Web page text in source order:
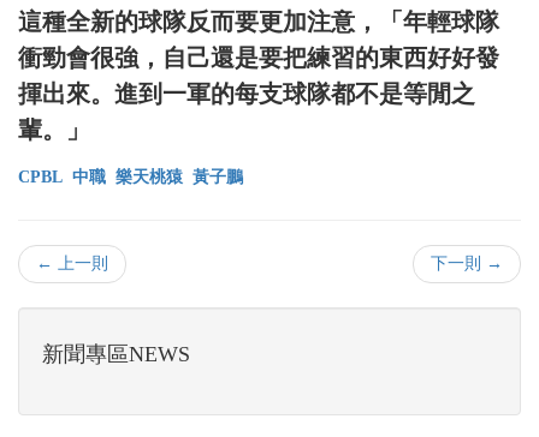
這種全新的球隊反而要更加注意，「年輕球隊
衝勁會很強，自己還是要把練習的東西好好發
揮出來。進到一軍的每支球隊都不是等閒之
輩。」
CPBL 中職 樂天桃猿 黃子鵬
← 上一則 下一則 →
新聞專區NEWS